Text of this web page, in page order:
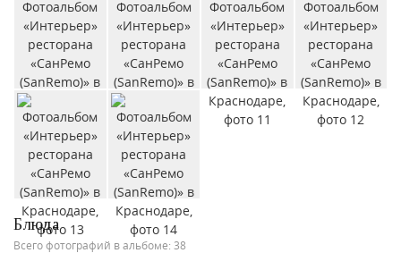
Блюда
Всего фотографий в альбоме: 38